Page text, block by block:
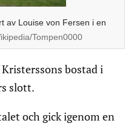
av Louise von Fersen i en
Tompen0000
bostad i
slott.
och gick igenom en